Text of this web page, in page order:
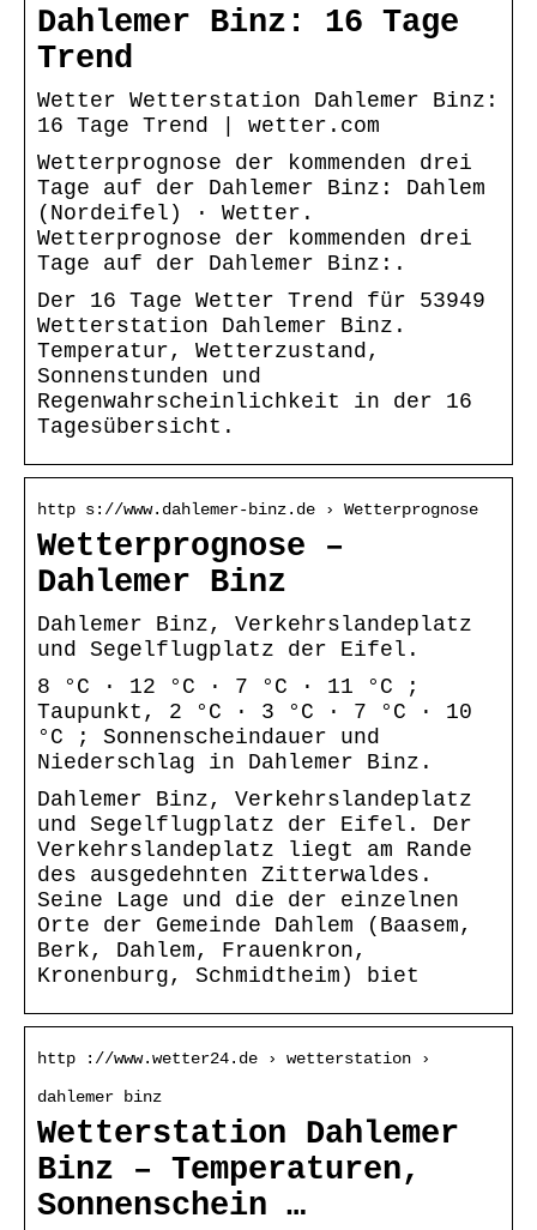
Dahlemer Binz: 16 Tage
Trend
Wetter Wetterstation Dahlemer Binz:
16 Tage Trend | wetter.com
Wetterprognose der kommenden drei
Tage auf der Dahlemer Binz: Dahlem
(Nordeifel) · Wetter.
Wetterprognose der kommenden drei
Tage auf der Dahlemer Binz:.
Der 16 Tage Wetter Trend für 53949
Wetterstation Dahlemer Binz.
Temperatur, Wetterzustand,
Sonnenstunden und
Regenwahrscheinlichkeit in der 16
Tagesübersicht.
http s://www.dahlemer-binz.de › Wetterprognose
Wetterprognose –
Dahlemer Binz
Dahlemer Binz, Verkehrslandeplatz
und Segelflugplatz der Eifel.
8 °C · 12 °C · 7 °C · 11 °C ;
Taupunkt, 2 °C · 3 °C · 7 °C · 10
°C ; Sonnenscheindauer und
Niederschlag in Dahlemer Binz.
Dahlemer Binz, Verkehrslandeplatz
und Segelflugplatz der Eifel. Der
Verkehrslandeplatz liegt am Rande
des ausgedehnten Zitterwaldes.
Seine Lage und die der einzelnen
Orte der Gemeinde Dahlem (Baasem,
Berk, Dahlem, Frauenkron,
Kronenburg, Schmidtheim) biet
http ://www.wetter24.de › wetterstation ›
dahlemer binz
Wetterstation Dahlemer
Binz – Temperaturen,
Sonnenschein …